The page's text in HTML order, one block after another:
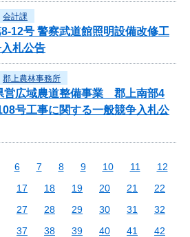
会計課
8-12号 警察武道館照明設備改修工
札公告
郡上農林事務所
営広域農道整備事業 郡上南部4
号工事に関する一般競争入札公
6 7 8 9 10 11
12
17 18 19 20 21
22
27 28 29 30 31
32
37 38 39 40 41
42